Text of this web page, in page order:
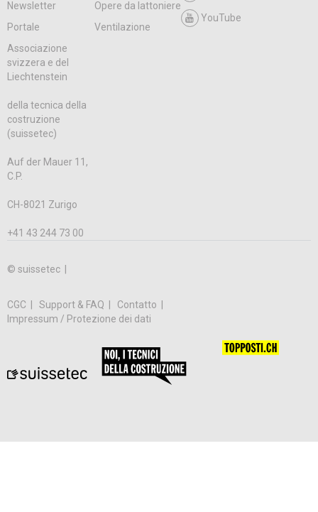
Newsletter
Opere da lattoniere
Portale
Ventilazione
YouTube
Associazione
svizzera e del
Liechtenstein
della tecnica della
costruzione
(suissetec)
Auf der Mauer 11,
C.P.
CH-8021 Zurigo
+41 43 244 73 00
© suissetec |
CGC Support & FAQ
Contatto
Impressum / Protezione dei dati